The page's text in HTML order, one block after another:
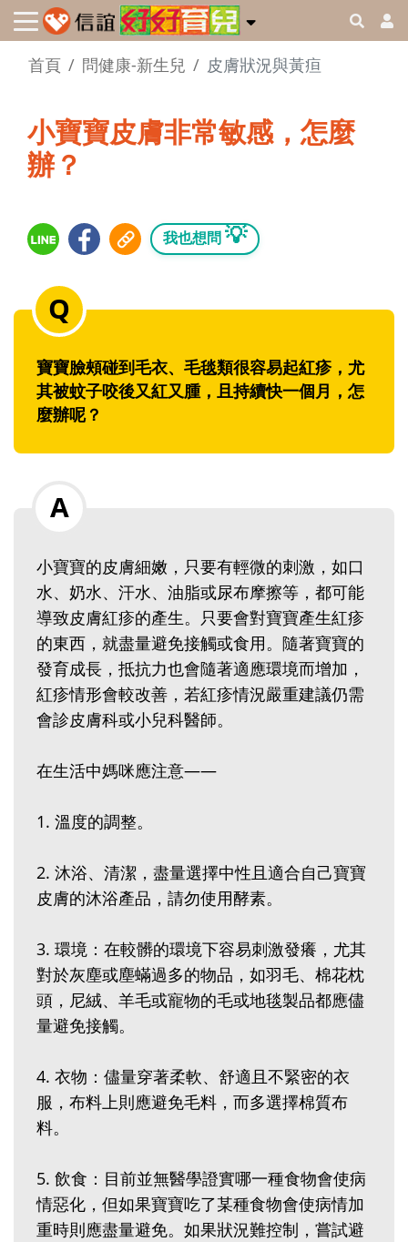
首頁 問健康-新生兒 皮膚狀況與黃疸
小寶寶皮膚非常敏感，怎麼
辦？
我也想問 💡
寶寶臉頰碰到毛衣、毛毯類很容易起紅疹，尤
其被蚊子咬後又紅又腫，且持續快一個月，怎
麼辦呢？
小寶寶的皮膚細嫩，只要有輕微的刺激，如口
水、奶水、汗水、油脂或尿布摩擦等，都可能
導致皮膚紅疹的產生。只要會對寶寶產生紅疹
的東西，就盡量避免接觸或食用。隨著寶寶的
發育成長，抵抗力也會隨著適應環境而增加，
紅疹情形會較改善，若紅疹情況嚴重建議仍需
會診皮膚科或小兒科醫師。
在生活中媽咪應注意——
1. 溫度的調整。
2. 沐浴、清潔，盡量選擇中性且適合自己寶寶
皮膚的沐浴產品，請勿使用酵素。
3. 環境：在較髒的環境下容易刺激發癢，尤其
對於灰塵或塵蟎過多的物品，如羽毛、棉花枕
頭，尼絨、羊毛或寵物的毛或地毯製品都應儘
量避免接觸。
4. 衣物：儘量穿著柔軟、舒適且不緊密的衣
服，布料上則應避免毛料，而多選擇棉質布
料。
5. 飲食：目前並無醫學證實哪一種食物會使病
情惡化，但如果寶寶吃了某種食物會使病情加
重時則應盡量避免。如果狀況難控制，嘗試避